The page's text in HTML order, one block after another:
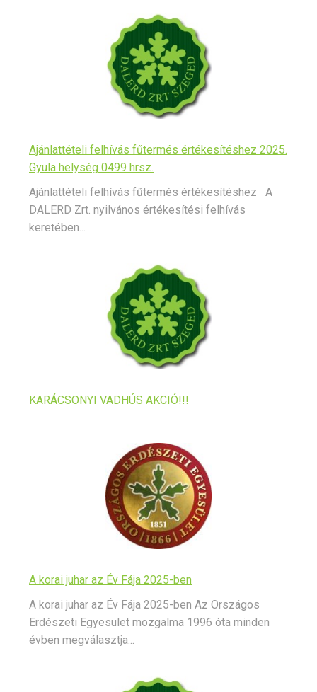
Ajánlattételi felhívás fűtermés értékesítéshez 2025.
Gyula helység 0499 hrsz.
Ajánlattételi felhívás fűtermés értékesítéshez A
DALERD Zrt. nyilvános értékesítési felhívás
keretében...
KARÁCSONYI VADHÚS AKCIÓ!!!
A korai juhar az Év Fája 2025-ben
A korai juhar az Év Fája 2025-ben Az Országos
Erdészeti Egyesület mozgalma 1996 óta minden
évben megválasztja...